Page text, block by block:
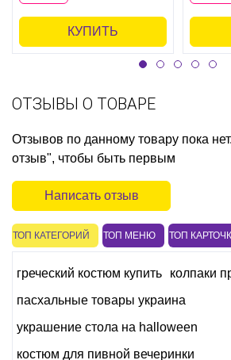
КУПИТЬ
ОТЗЫВЫ О ТОВАРЕ
Отзывов по данному товару пока
отзыв", чтобы быть первым
Написать отзыв
ТОП КАТЕГОРИЙ ТОП МЕНЮ ТОП
греческий костюм купить
колпаки
пасхальные товары украина
украшение стола на halloween
костюм для пивной вечеринки